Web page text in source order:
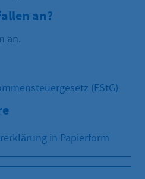
an?
an.
(EStG)
in Papierform